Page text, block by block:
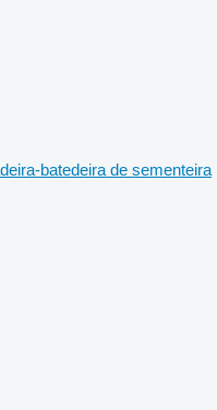
batedeira de sementeira